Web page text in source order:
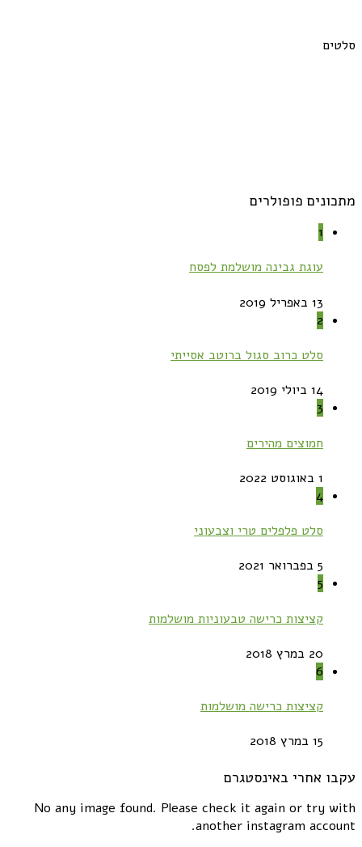
סלטים
מתכונים פופולרים
1
עוגת גבינה מושלמת לפסח
13 באפריל 2019
2
סלט כרוב סגול ברוטב אסייתי
14 ביולי 2019
3
חמוצים מהירים
1 באוגוסט 2022
4
סלט פלפלים טרי וצבעוני
5 בפברואר 2021
5
קציצות כרישה טבעוניות מושלמות
20 במרץ 2018
6
קציצות כרישה מושלמות
15 במרץ 2018
עקבו אחרי באינסטגרם
No any image found. Please check it again or try with
another instagram account.